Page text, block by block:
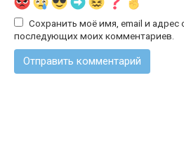
Сохранить моё имя, email и адрес
последующих моих комментариев.